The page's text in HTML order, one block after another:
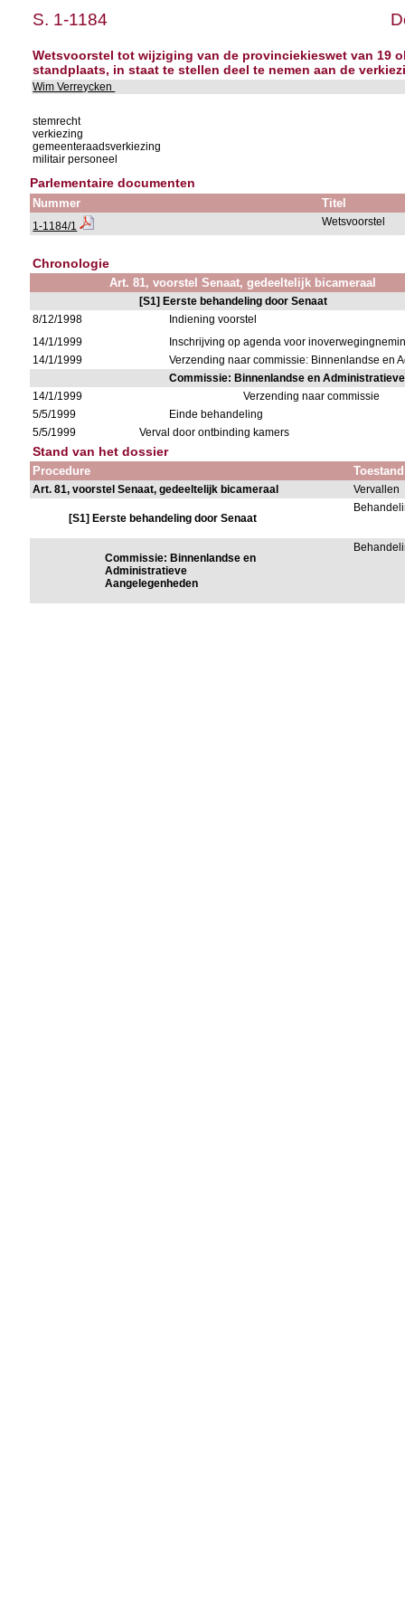
S. 1-1184
Wetsvoorstel tot wijziging van de provinciekieswet van 19
standplaats, in staat te stellen deel te nemen aan de
Wim Verreycken
stemrecht
verkiezing
gemeenteraadsverkiezing
militair personeel
Parlementaire documenten
Nummer Titel
1-1184/1 Wetsvoorstel
Chronologie
Art. 81, voorstel Senaat, gedeeltelijk bicameraal
[S1] Eerste behandeling door Senaat
8/12/1998
Indiening voorstel
14/1/1999
Inschrijving op agenda voor
14/1/1999
Verzending naar commissie: Binnenlandse en
Commissie: Binnenlandse en
14/1/1999
Verzending naar commissie
5/5/1999
Einde behandeling
5/5/1999
Verval door ontbinding kamers
Stand van het dossier
Procedure Toestand
Art. 81, voorstel Senaat, gedeeltelijk bicameraal Vervallen
[S1] Eerste behandeling door Senaat
Commissie: Binnenlandse en
Administratieve
Aangelegenheden